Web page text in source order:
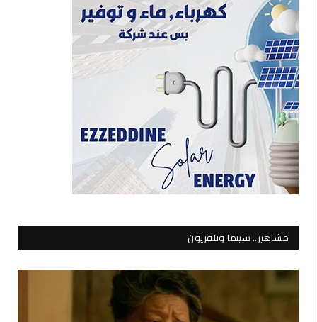
مشاهير.. سينما وتلفزيون